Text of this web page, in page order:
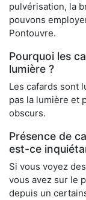
pulvérisation, la
pouvons
Pontouvre.
Pourquoi les
lumière ?
Les cafards sont
pas la lumière et
obscurs.
Présence de
est-ce
Si vous voyez
vous avez sur le
depuis un